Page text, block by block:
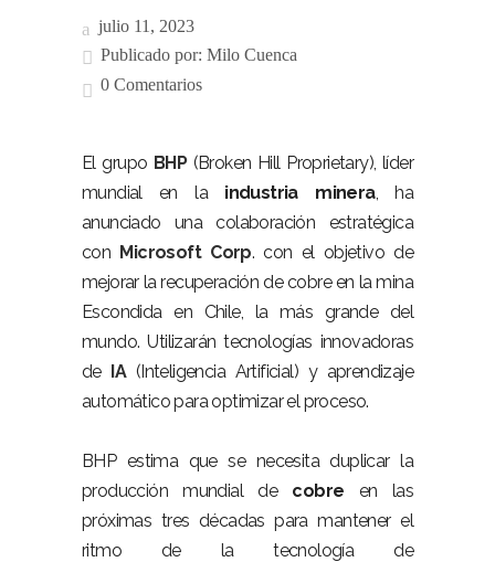
julio 11, 2023
Publicado por: Milo Cuenca
0 Comentarios
El grupo BHP(Broken Hill Proprietary), líder
mundial en la industria minera, ha
anunciado una colaboración estratégica
con Microsoft Corp. con el objetivo de
mejorar la recuperación de cobre en la mina
Escondida en Chile, la más grande del
mundo. Utilizarán tecnologías innovadoras
de IA(Inteligencia Artificial) y aprendizaje
automático para optimizar el proceso.
BHP estima que se necesita duplicar la
producción mundial de cobre en las
próximas tres décadas para mantener el
ritmo de la tecnología de